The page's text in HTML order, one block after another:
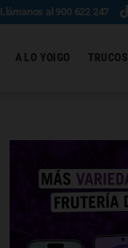
Llámanos al 900 622 247
A LO YOIGO TRUCOS